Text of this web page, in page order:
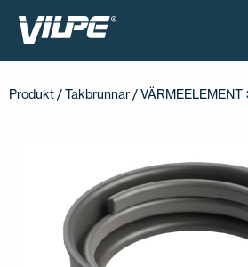
INSTALLATION OCH MATERIAL
Produkt /Takbrunnar /